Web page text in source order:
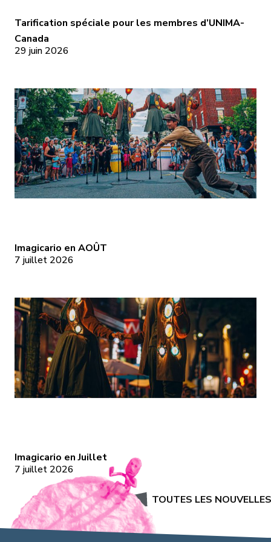
spéciale
pour
les
d’UNIMA-
Canada
Tarification spéciale pour les membres d’UNIMA-
Canada
29 juin 2026
en
AOÛT
Imagicario en AOÛT
7 juillet 2026
en
Juillet
Imagicario en Juillet
7 juillet 2026
TOUTES LES NOUVELLES